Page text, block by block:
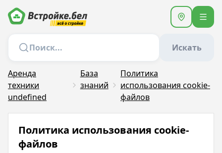
Искать
Аренда
техники
undefined
База
знаний
Политика
использования сookie-
файлов
Политика использования сookie-
файлов